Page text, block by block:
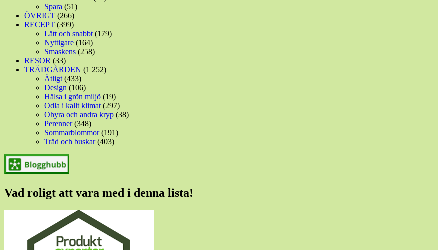
Spara (51)
ÖVRIGT (266)
RECEPT (399)
Lätt och snabbt(179)
Nyttigare (164)
Smaskens (258)
RESOR (33)
TRÄDGÅRDEN (1 252)
Ätligt(433)
Design (106)
Hälsa i grön miljö (19)
Odla i kallt klimat(297)
Ohyra och andra kryp (38)
Perenner(348)
Sommarblommor(191)
Träd och buskar(403)
Vad roligt att vara med i denna lista!